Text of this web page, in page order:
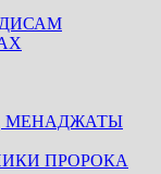
МЕНАДЖАТЫ
ПРОРОКА